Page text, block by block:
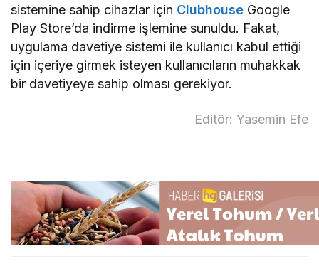
sistemine sahip cihazlar için Clubhouse Google
Play Store’da indirme işlemine sunuldu. Fakat,
uygulama davetiye sistemi ile kullanıcı kabul ettiği
için içeriye girmek isteyen kullanıcıların muhakkak
bir davetiyeye sahip olması gerekiyor.
Editör: Yasemin Efe